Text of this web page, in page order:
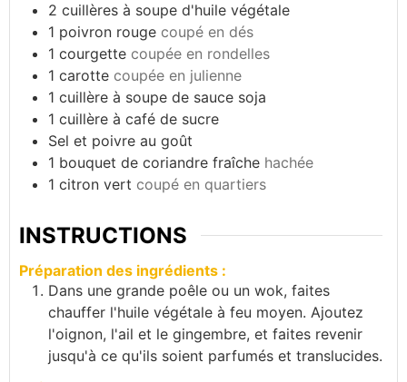
2 cuillères à soupe d'huile végétale
1 poivron rouge coupé en dés
1 courgette coupée en rondelles
1 carotte coupée en julienne
1 cuillère à soupe de sauce soja
1 cuillère à café de sucre
Sel et poivre au goût
1 bouquet de coriandre fraîche hachée
1 citron vert coupé en quartiers
INSTRUCTIONS
Préparation des ingrédients :
Dans une grande poêle ou un wok, faites
chauffer l'huile végétale à feu moyen. Ajoutez
l'oignon, l'ail et le gingembre, et faites revenir
jusqu'à ce qu'ils soient parfumés et translucides.